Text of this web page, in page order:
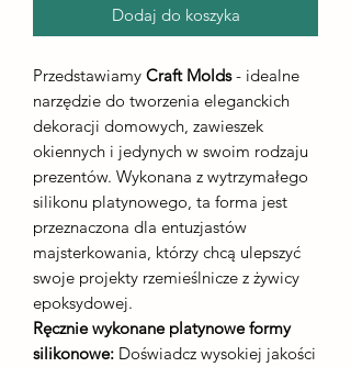
Dodaj do koszyka
Przedstawiamy Craft Molds- idealne
narzędzie do tworzenia eleganckich
dekoracji domowych, zawieszek
okiennych i jedynych w swoim rodzaju
prezentów. Wykonana z wytrzymałego
silikonu platynowego, ta forma jest
przeznaczona dla entuzjastów
majsterkowania, którzy chcą ulepszyć
swoje projekty rzemieślnicze z żywicy
epoksydowej.
Ręcznie wykonane platynowe formy
silikonowe: Doświadcz wysokiej jakości